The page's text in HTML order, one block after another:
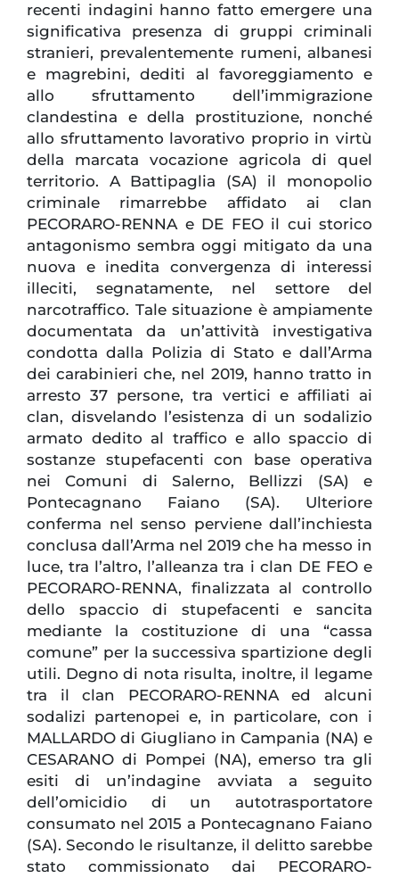
recenti indagini hanno fatto emergere una
significativa presenza di gruppi criminali
stranieri, prevalentemente rumeni, albanesi
e magrebini, dediti al favoreggiamento e
allo sfruttamento dell’immigrazione
clandestina e della prostituzione, nonché
allo sfruttamento lavorativo proprio in virtù
della marcata vocazione agricola di quel
territorio. A Battipaglia (SA) il monopolio
criminale rimarrebbe affidato ai clan
PECORARO-RENNA e DE FEO il cui storico
antagonismo sembra oggi mitigato da una
nuova e inedita convergenza di interessi
illeciti, segnatamente, nel settore del
narcotraffico. Tale situazione è ampiamente
documentata da un’attività investigativa
condotta dalla Polizia di Stato e dall’Arma
dei carabinieri che, nel 2019, hanno tratto in
arresto 37 persone, tra vertici e affiliati ai
clan, disvelando l’esistenza di un sodalizio
armato dedito al traffico e allo spaccio di
sostanze stupefacenti con base operativa
nei Comuni di Salerno, Bellizzi (SA) e
Pontecagnano Faiano (SA). Ulteriore
conferma nel senso perviene dall’inchiesta
conclusa dall’Arma nel 2019 che ha messo in
luce, tra l’altro, l’alleanza tra i clan DE FEO e
PECORARO-RENNA, finalizzata al controllo
dello spaccio di stupefacenti e sancita
mediante la costituzione di una “cassa
comune” per la successiva spartizione degli
utili. Degno di nota risulta, inoltre, il legame
tra il clan PECORARO-RENNA ed alcuni
sodalizi partenopei e, in particolare, con i
MALLARDO di Giugliano in Campania (NA) e
CESARANO di Pompei (NA), emerso tra gli
esiti di un’indagine avviata a seguito
dell’omicidio di un autotrasportatore
consumato nel 2015 a Pontecagnano Faiano
(SA). Secondo le risultanze, il delitto sarebbe
stato commissionato dai PECORARO-